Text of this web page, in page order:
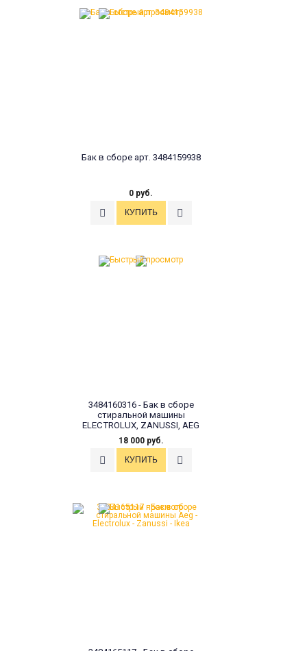
Бак в сборе арт. 3484159938
0 руб.
3484160316 - Бак в сборе
стиральной машины
ELECTROLUX, ZANUSSI, AEG
18 000 руб.